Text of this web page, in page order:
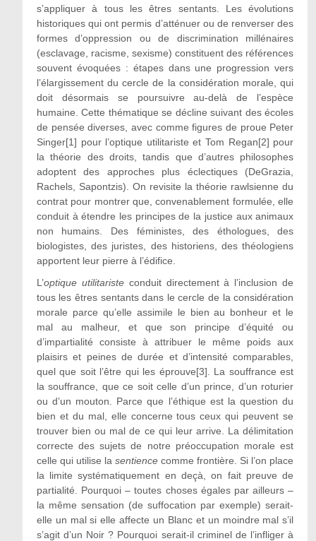
s’appliquer à tous les êtres sentants. Les évolutions
historiques qui ont permis d’atténuer ou de renverser des
formes d’oppression ou de discrimination millénaires
(esclavage, racisme, sexisme) constituent des références
souvent évoquées : étapes dans une progression vers
l’élargissement du cercle de la considération morale, qui
doit désormais se poursuivre au-delà de l’espèce
humaine. Cette thématique se décline suivant des écoles
de pensée diverses, avec comme figures de proue Peter
Singer[1] pour l’optique utilitariste et Tom Regan[2] pour
la théorie des droits, tandis que d’autres philosophes
adoptent des approches plus éclectiques (DeGrazia,
Rachels, Sapontzis). On revisite la théorie rawlsienne du
contrat pour montrer que, convenablement formulée, elle
conduit à étendre les principes de la justice aux animaux
non humains. Des féministes, des éthologues, des
biologistes, des juristes, des historiens, des théologiens
apportent leur pierre à l’édifice.
L’optique utilitaristeconduit directement à l’inclusion de
tous les êtres sentants dans le cercle de la considération
morale parce qu’elle assimile le bien au bonheur et le
mal au malheur, et que son principe d’équité ou
d’impartialité consiste à attribuer le même poids aux
plaisirs et peines de durée et d’intensité comparables,
quel que soit l’être qui les éprouve[3]. La souffrance est
la souffrance, que ce soit celle d’un prince, d’un roturier
ou d’un mouton. Parce que l’éthique est la question du
bien et du mal, elle concerne tous ceux qui peuvent se
trouver bien ou mal de ce qui leur arrive. La délimitation
correcte des sujets de notre préoccupation morale est
celle qui utilise lasentience comme frontière. Si l’on place
la limite systématiquement en deçà, on fait preuve de
partialité. Pourquoi – toutes choses égales par ailleurs –
la même sensation (de suffocation par exemple) serait-
elle un mal si elle affecte un Blanc et un moindre mal s’il
s’agit d’un Noir ? Pourquoi serait-il criminel de l’infliger à